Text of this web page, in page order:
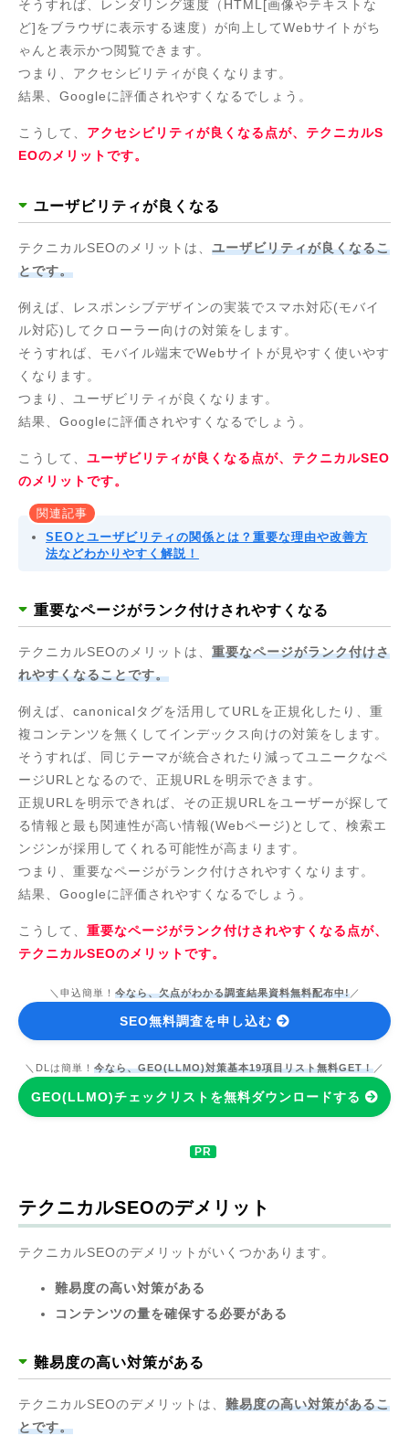
そうすれば、レンダリング速度（HTML[画像やテキストな
ど]をブラウザに表示する速度）が向上してWebサイトがち
ゃんと表示かつ閲覧できます。
つまり、アクセシビリティが良くなります。
結果、Googleに評価されやすくなるでしょう。
こうして、 アクセシビリティが良くなる点が、テクニカルS
EOのメリットです。
ユーザビリティが良くなる
テクニカルSEOのメリットは、 ユーザビリティが良くなるこ
とです。
例えば、レスポンシブデザインの実装でスマホ対応(モバイ
ル対応)してクローラー向けの対策をします。
そうすれば、モバイル端末でWebサイトが見やすく使いやす
くなります。
つまり、ユーザビリティが良くなります。
結果、Googleに評価されやすくなるでしょう。
こうして、 ユーザビリティが良くなる点が、テクニカルSEO
のメリットです。
関連記事
SEOとユーザビリティの関係とは？重要な理由や改善方
法などわかりやすく解説！
重要なページがランク付けされやすくなる
テクニカルSEOのメリットは、 重要なページがランク付けさ
れやすくなることです。
例えば、canonicalタグを活用してURLを正規化したり、重
複コンテンツを無くしてインデックス向けの対策をします。
そうすれば、同じテーマが統合されたり減ってユニークなペ
ージURLとなるので、正規URLを明示できます。
正規URLを明示できれば、その正規URLをユーザーが探して
る情報と最も関連性が高い情報(Webページ)として、検索エ
ンジンが採用してくれる可能性が高まります。
つまり、重要なページがランク付けされやすくなります。
結果、Googleに評価されやすくなるでしょう。
こうして、 重要なページがランク付けされやすくなる点が、
テクニカルSEOのメリットです。
＼申込簡単！ 今なら、欠点がわかる調査結果資料無料配布中!／
SEO無料調査を申し込む
＼DLは簡単！ 今なら、GEO(LLMO)対策基本19項目リスト無料GET！ ／
GEO(LLMO)チェックリストを無料ダウンロードする
テクニカルSEOのデメリット
テクニカルSEOのデメリットがいくつかあります。
難易度の高い対策がある
コンテンツの量を確保する必要がある
難易度の高い対策がある
テクニカルSEOのデメリットは、 難易度の高い対策があるこ
とです。